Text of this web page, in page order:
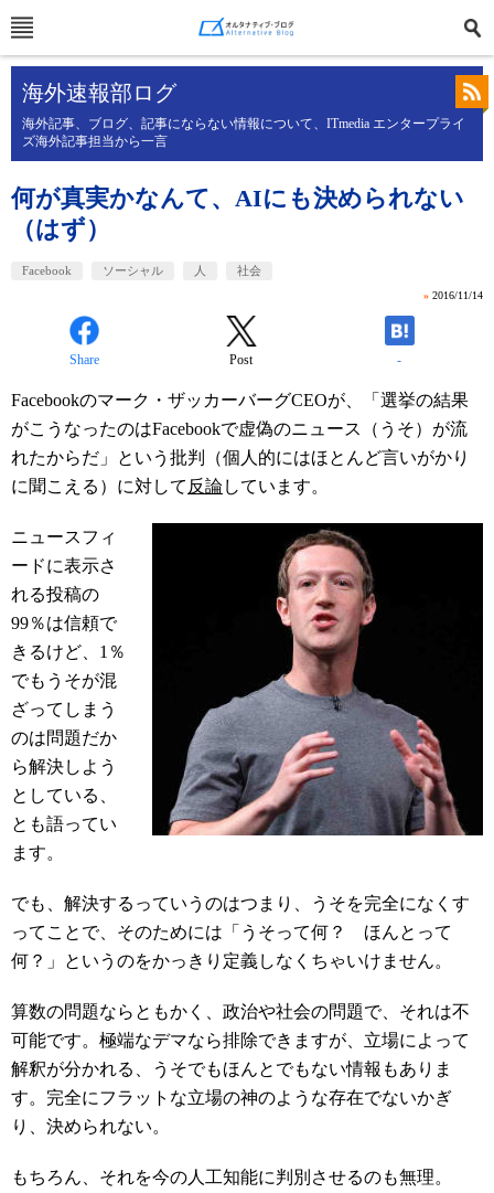
海外速報部ログ
海外記事、ブログ、記事にならない情報について、ITmedia エンタープライ
ズ海外記事担当から一言
何が真実かなんて、AIにも決められない
（はず）
Facebook ソーシャル 人 社会
» 2016/11/14
Share Post -
Facebookのマーク・ザッカーバーグCEOが、「選挙の結果
がこうなったのはFacebookで虚偽のニュース（うそ）が流
れたからだ」という批判（個人的にはほとんど言いがかり
に聞こえる）に対して 反論しています。
ニュースフィ
ードに表示さ
れる投稿の
99％は信頼で
きるけど、1％
でもうそが混
ざってしまう
のは問題だか
ら解決しよう
としている、
とも語ってい
ます。
でも、解決するっていうのはつまり、うそを完全になくす
ってことで、そのためには「うそって何？ ほんとって
何？」というのをかっきり定義しなくちゃいけません。
算数の問題ならともかく、政治や社会の問題で、それは不
可能です。極端なデマなら排除できますが、立場によって
解釈が分かれる、うそでもほんとでもない情報もありま
す。完全にフラットな立場の神のような存在でないかぎ
り、決められない。
もちろん、それを今の人工知能に判別させるのも無理。